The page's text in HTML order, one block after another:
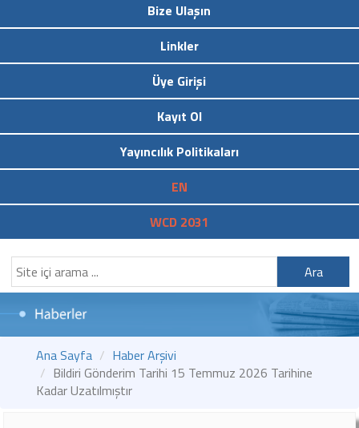
Bize Ulaşın
Linkler
Üye Girişi
Kayıt Ol
Yayıncılık Politikaları
EN
WCD 2031
Ara
Ana Sayfa
Haber Arşivi
Bildiri Gönderim Tarihi 15 Temmuz 2026 Tarihine
Kadar Uzatılmıştır